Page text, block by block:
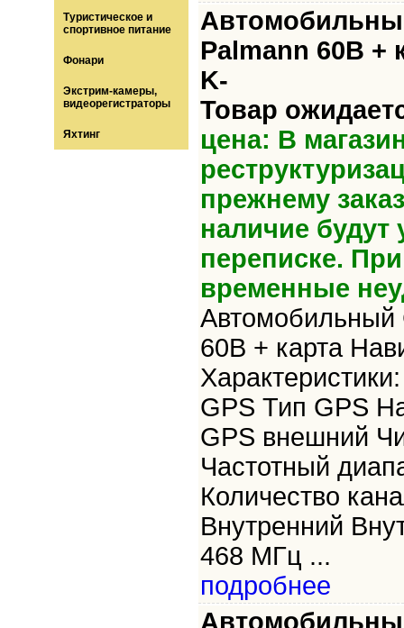
Туристическое и
спортивное питание
Фонари
Экстрим-камеры,
видеорегистраторы
Яхтинг
Palmann 60B +
K-
Товар
цена: В
прежнему
наличие будут
переписке.
временные
Автомобильный
60B + карта
GPS Тип GPS
GPS внешний
Частотный
Количество
Внутренний
468 МГц ...
подробнее